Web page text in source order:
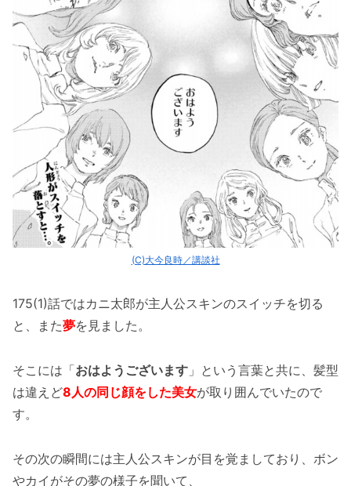
(C)大今良時／講談社
175(1)話ではカニ太郎が主人公スキンのスイッチを切る
と、また夢を見ました。
そこには「おはようございます 」という言葉と共に、髪型
は違えど8人の同じ顔をした美女が取り囲んでいたので
す。
その次の瞬間には主人公スキンが目を覚ましており、ボン
やカイがその夢の様子を聞いて、